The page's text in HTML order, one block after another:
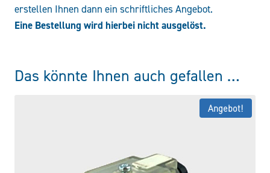
erstellen Ihnen dann ein schriftliches Angebot.
Eine Bestellung wird hierbei nicht ausgelöst.
Das könnte Ihnen auch gefallen …
Angebot!